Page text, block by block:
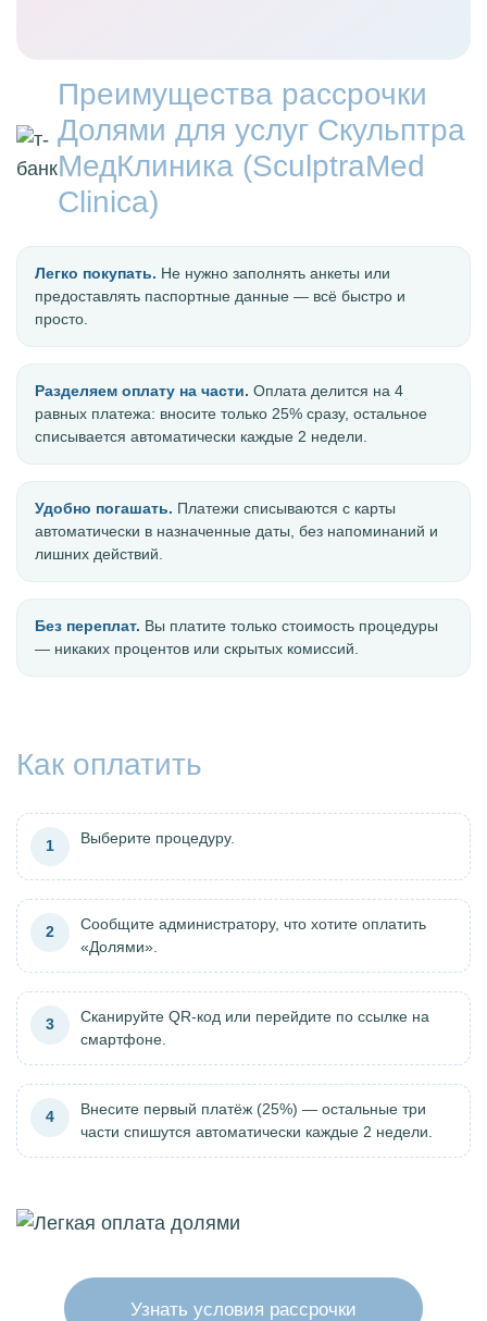
Преимущества рассрочки
Долями для услуг Скульптра
МедКлиника (SculptraMed
Clinica)
Легко покупать. Не нужно заполнять анкеты или
предоставлять паспортные данные — всё быстро и
просто.
Разделяем оплату на части. Оплата делится на 4
равных платежа: вносите только 25% сразу, остальное
списывается автоматически каждые 2 недели.
Удобно погашать. Платежи списываются с карты
автоматически в назначенные даты, без напоминаний и
лишних действий.
Без переплат. Вы платите только стоимость процедуры
— никаких процентов или скрытых комиссий.
Как оплатить
1 Выберите процедуру.
2
Сообщите администратору, что хотите оплатить
«Долями».
3
Сканируйте QR-код или перейдите по ссылке на
смартфоне.
4
Внесите первый платёж (25%) — остальные три
части спишутся автоматически каждые 2 недели.
Узнать условия рассрочки